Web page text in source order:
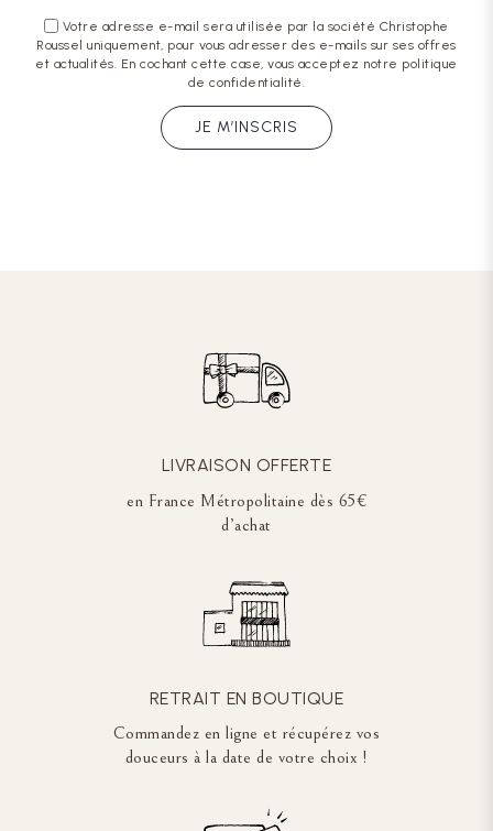
Votre adresse e-mail sera utilisée par la société Christophe
Roussel uniquement, pour vous adresser des e-mails sur ses offres
et actualités. En cochant cette case, vous acceptez notre politique
de confidentialité.
JE M’INSCRIS
LIVRAISON OFFERTE
en France Métropolitaine dès 65€
d’achat
RETRAIT EN BOUTIQUE
Commandez en ligne et récupérez vos
douceurs à la date de votre choix !